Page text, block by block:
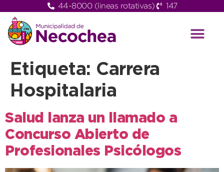
44-8000 (lineas rotativas) 147
Etiqueta: Carrera
Hospitalaria
Salud lanza un llamado a
Concurso Abierto de
Profesionales Psicólogos